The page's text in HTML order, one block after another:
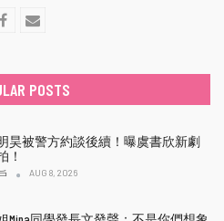
POSTS
昊被警方約談後續！曝虞書欣新劇
！
AUG 8, 2026